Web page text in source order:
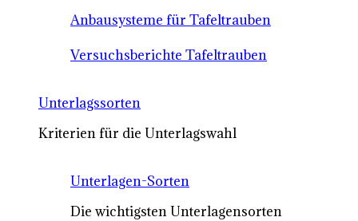
Anbausysteme für Tafeltrauben
Versuchsberichte Tafeltrauben
Unterlagssorten
Kriterien für die Unterlagswahl
Unterlagen-Sorten
Die wichtigsten Unterlagensorten